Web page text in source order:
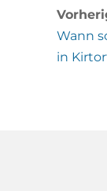
Wann
in